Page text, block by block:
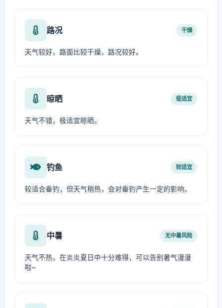
路况 干燥
天气较好，路面比较干燥，路况较好。
晾晒 极适宜
天气不错，极适宜晾晒。
钓鱼 较适宜
较适合垂钓，但天气稍热，会对垂钓产生一定的影响。
中暑 无中暑风险
天气不热，在炎炎夏日中十分难得，可以告别暑气漫漫
啦~